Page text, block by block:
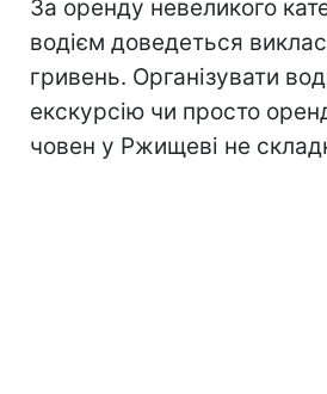
За оренду невеликого
водієм доведеться
гривень. Організувати
екскурсію чи просто
човен у Ржищеві не